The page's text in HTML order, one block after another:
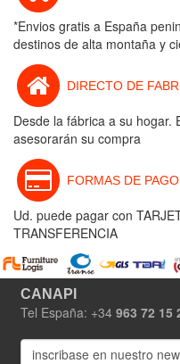
*Envios gratis a España
destinos de alta montaña y
DIRECTO DE
Desde la fábrica a su hogar.
asesorarán su compra
FORMAS DE PAGO
Ud. puede pagar con
TRANSFERENCIA
CANAPI
Tel España: +34 963 72 15